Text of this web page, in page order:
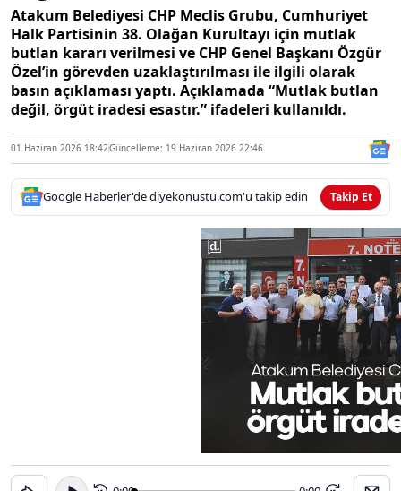
Atakum Belediyesi CHP Meclis Grubu, Cumhuriyet
Halk Partisinin 38. Olağan Kurultayı için mutlak
butlan kararı verilmesi ve CHP Genel Başkanı Özgür
Özel’in görevden uzaklaştırılması ile ilgili olarak
basın açıklaması yaptı. Açıklamada “Mutlak butlan
değil, örgüt iradesi esastır.” ifadeleri kullanıldı.
01 Haziran 2026 18:42Güncelleme: 19 Haziran 2026 22:46
Google Haberler'de diyekonustu.com'u takip edin Takip Et